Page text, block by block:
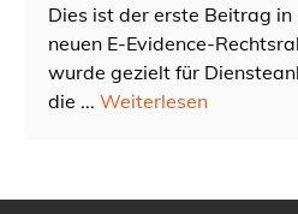
Dies ist der erste Beitrag in
neuen E-Evidence-
wurde gezielt für
die ... Weiterlesen